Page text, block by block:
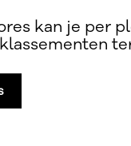
kan je per